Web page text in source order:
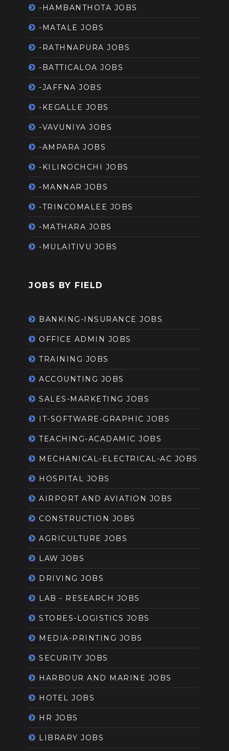
-HAMBANTHOTA JOBS
-MATALE JOBS
-RATHNAPURA JOBS
-BATTICALOA JOBS
-JAFFNA JOBS
-KEGALLE JOBS
-VAVUNIYA JOBS
-AMPARA JOBS
-KILINOCHCHI JOBS
-MANNAR JOBS
-TRINCOMALEE JOBS
-MATHARA JOBS
-MULAITIVU JOBS
JOBS BY FIELD
BANKING-INSURANCE JOBS
OFFICE ADMIN JOBS
TRAINING JOBS
ACCOUNTING JOBS
SALES-MARKETING JOBS
IT-SOFTWARE-GRAPHIC JOBS
TEACHING-ACADAMIC JOBS
MECHANICAL-ELECTRICAL-AC JOBS
HOSPITAL JOBS
AIRPORT AND AVIATION JOBS
CONSTRUCTION JOBS
AGRICULTURE JOBS
LAW JOBS
DRIVING JOBS
LAB - RESEARCH JOBS
STORES-LOGISTICS JOBS
MEDIA-PRINTING JOBS
SECURITY JOBS
HARBOUR AND MARINE JOBS
HOTEL JOBS
HR JOBS
LIBRARY JOBS